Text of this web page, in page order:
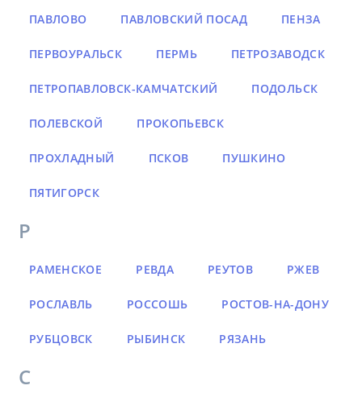
ПАВЛОВО ПАВЛОВСКИЙ ПОСАД ПЕНЗА
ПЕРВОУРАЛЬСК ПЕРМЬ ПЕТРОЗАВОДСК
ПЕТРОПАВЛОВСК-КАМЧАТСКИЙ ПОДОЛЬСК
ПОЛЕВСКОЙ ПРОКОПЬЕВСК
ПРОХЛАДНЫЙ ПСКОВ ПУШКИНО
ПЯТИГОРСК
Р
РАМЕНСКОЕ РЕВДА РЕУТОВ РЖЕВ
РОСЛАВЛЬ РОССОШЬ РОСТОВ-НА-ДОНУ
РУБЦОВСК РЫБИНСК РЯЗАНЬ
С